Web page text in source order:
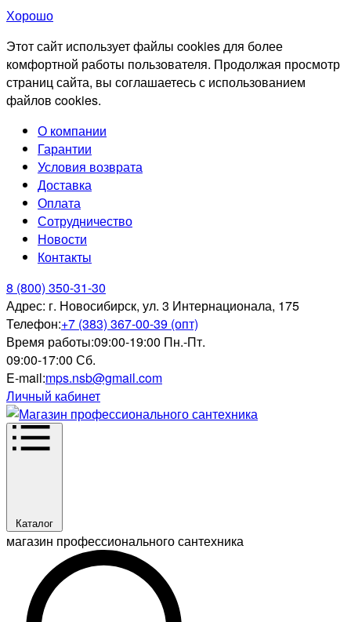
Хорошо
Этот сайт использует файлы cookies для более
комфортной работы пользователя. Продолжая просмотр
страниц сайта, вы соглашаетесь с использованием
файлов cookies.
О компании
Гарантии
Условия возврата
Доставка
Оплата
Сотрудничество
Новости
Контакты
8 (800) 350-31-30
Адрес: г. Новосибирск, ул. 3 Интернационала, 175
Телефон:+7 (383) 367-00-39 (опт)
Время работы:09:00-19:00 Пн.-Пт.
09:00-17:00 Сб.
E-mail:mps.nsb@gmail.com
Личный кабинет
Каталог
магазин профессионального сантехника